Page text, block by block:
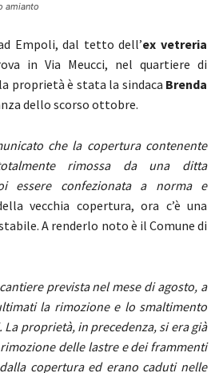
amianto
Empoli, dal tetto dell’ex vetreria
in Via Meucci, nel quartiere di
proprietà è stata la sindaca Brenda
dello scorso ottobre.
che la copertura contenente
rimossa da una ditta
essere confezionata a norma e
vecchia copertura, ora c’è una
A renderlo noto è il Comune di
prevista nel mese di agosto, a
la rimozione e lo smaltimento
proprietà, in precedenza, si era già
delle lastre e dei frammenti
copertura ed erano caduti nelle